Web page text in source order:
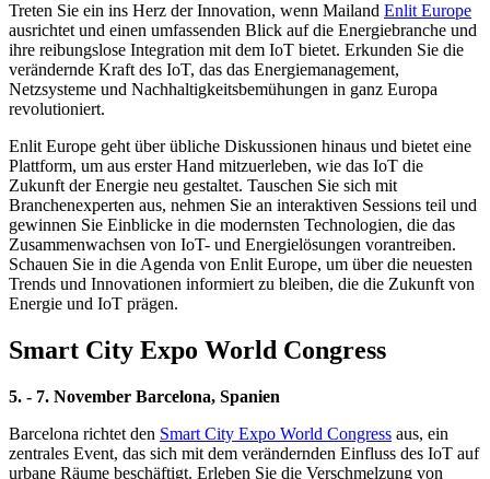
Treten Sie ein ins Herz der Innovation, wenn Mailand Enlit Europe
ausrichtet und einen umfassenden Blick auf die Energiebranche und
ihre reibungslose Integration mit dem IoT bietet. Erkunden Sie die
verändernde Kraft des IoT, das das Energiemanagement,
Netzsysteme und Nachhaltigkeitsbemühungen in ganz Europa
revolutioniert.
Enlit Europe geht über übliche Diskussionen hinaus und bietet eine
Plattform, um aus erster Hand mitzuerleben, wie das IoT die
Zukunft der Energie neu gestaltet. Tauschen Sie sich mit
Branchenexperten aus, nehmen Sie an interaktiven Sessions teil und
gewinnen Sie Einblicke in die modernsten Technologien, die das
Zusammenwachsen von IoT- und Energielösungen vorantreiben.
Schauen Sie in die Agenda von Enlit Europe, um über die neuesten
Trends und Innovationen informiert zu bleiben, die die Zukunft von
Energie und IoT prägen.
Smart City Expo World Congress
5. - 7. November Barcelona, Spanien
Barcelona richtet den Smart City Expo World Congress aus, ein
zentrales Event, das sich mit dem verändernden Einfluss des IoT auf
urbane Räume beschäftigt. Erleben Sie die Verschmelzung von